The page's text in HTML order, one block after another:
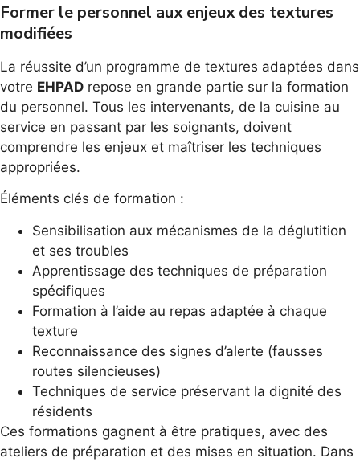
Former le personnel aux enjeux des textures
modifiées
La réussite d’un programme de textures adaptées dans
votre EHPAD repose en grande partie sur la formation
du personnel. Tous les intervenants, de la cuisine au
service en passant par les soignants, doivent
comprendre les enjeux et maîtriser les techniques
appropriées.
Éléments clés de formation :
Sensibilisation aux mécanismes de la déglutition
et ses troubles
Apprentissage des techniques de préparation
spécifiques
Formation à l’aide au repas adaptée à chaque
texture
Reconnaissance des signes d’alerte (fausses
routes silencieuses)
Techniques de service préservant la dignité des
résidents
Ces formations gagnent à être pratiques, avec des
ateliers de préparation et des mises en situation. Dans